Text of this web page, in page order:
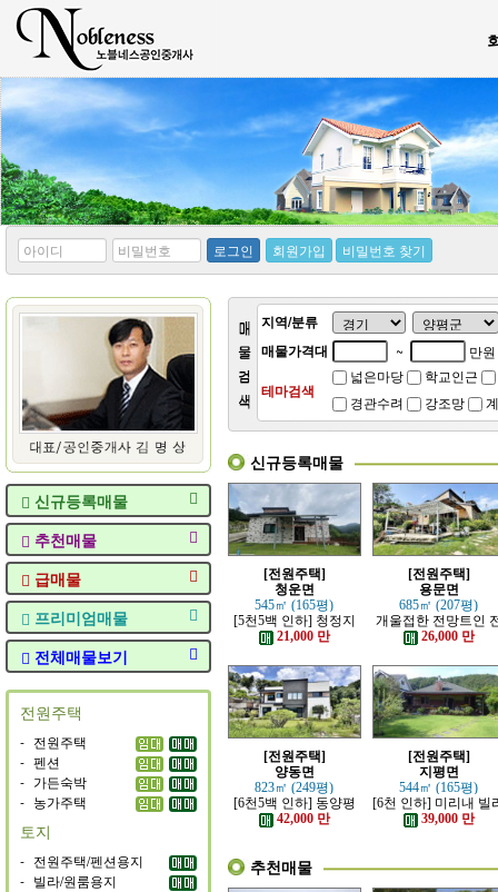
*
아
디
*
비
번
호
로그인 회원가입 비밀번호 찾기
신규등록매물
추천매물
급매물
프리미엄매물
전체매물보기
전원주택
- 전원주택
- 펜션
- 가든숙박
- 농가주택
토지
- 전원주택/펜션용지
- 빌라/원룸용지
지역/분류
매물가격대
~ 만원
테마검색
넓은마당 학교인근
경관수려
강조망
신규등록매물
[전원주택]
청운면
545㎡ (165평)
[5천5백 인하] 청정지
역 단지내 초입에 자리
한 전원주택
21,000 만
[전원주택]
용문면
685㎡ (207평)
개울접한 전망트인
원주택
26,000 만
[전원주택]
양동면
823㎡ (249평)
[6천5백 인하] 동양평
IC, 양동역 가까운 전원
42,000 만
[전원주택]
지평면
544㎡ (165평)
[6천 인하] 미리내 빌
지에 위치한 전원주
39,000 만
추천매물